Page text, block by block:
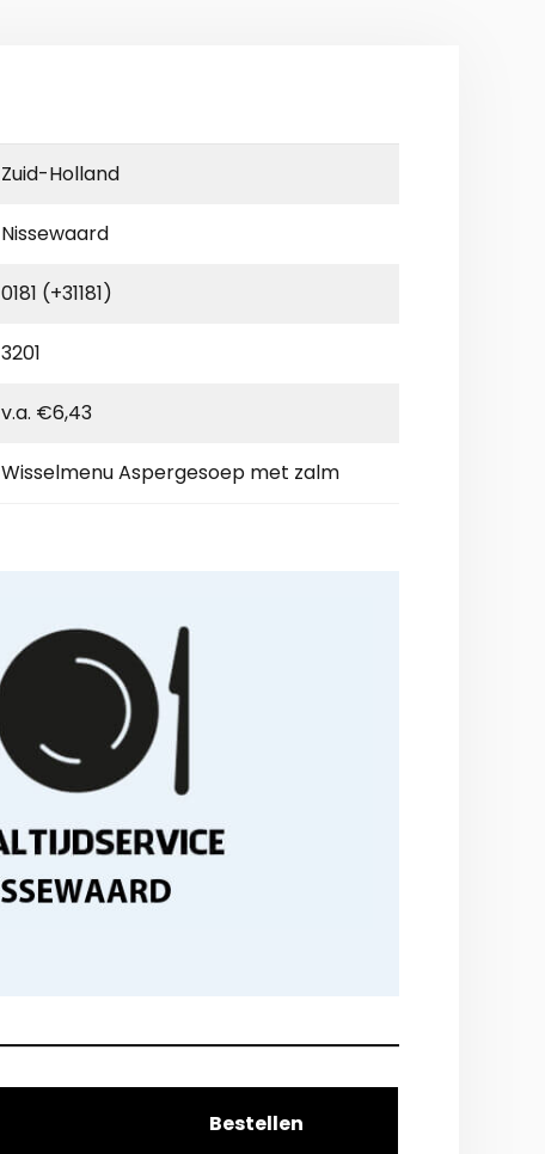
Zuid-Holland
Nissewaard
0181 (+31181)
3201
v.a. €6,43
Wisselmenu Aspergesoep met zalm
Bestellen